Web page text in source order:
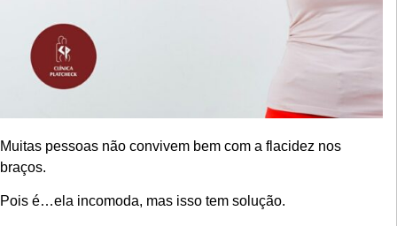
Muitas pessoas não convivem bem com a flacidez nos
braços.
Pois é…ela incomoda, mas isso tem solução.